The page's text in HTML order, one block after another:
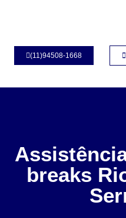
(11)94508-1668
breaks